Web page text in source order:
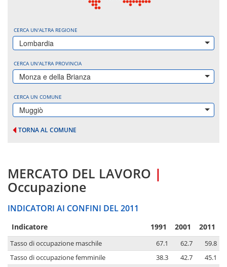
CERCA UN'ALTRA REGIONE
Lombardia
CERCA UN'ALTRA PROVINCIA
Monza e della Brianza
CERCA UN COMUNE
Muggiò
TORNA AL COMUNE
MERCATO DEL LAVORO |
Occupazione
INDICATORI AI CONFINI DEL 2011
Indicatore 1991 2001 2011
Tasso di occupazione maschile 67.1 62.7
59.8
Tasso di occupazione femminile
38.3 42.7
45.1